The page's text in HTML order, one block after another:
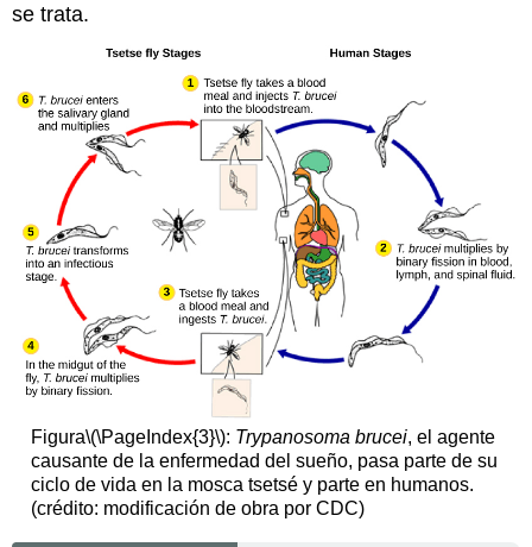
se trata.
Figura\(\PageIndex{3}\): Trypanosoma brucei, el agente
causante de la enfermedad del sueño, pasa parte de su
ciclo de vida en la mosca tsetsé y parte en humanos.
(crédito: modificación de obra por CDC)